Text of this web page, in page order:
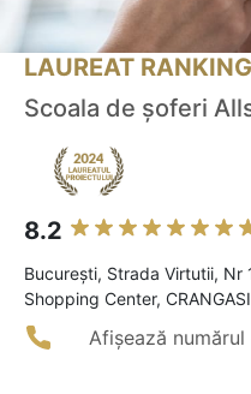
LAUREAT
Scoala de șoferi
8.2
Bucureşti, Strada Virtutii, Nr
Shopping Center, CRANGASI
Afișează